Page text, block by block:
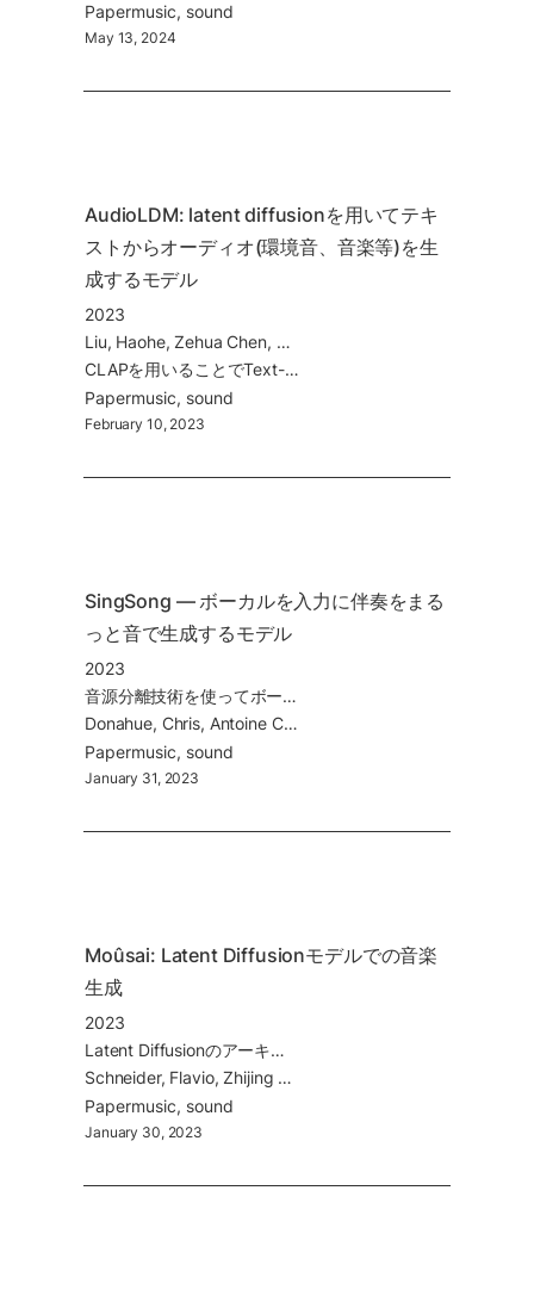
Papermusic sound
May 13, 2024
AudioLDM: latent diffusionを用いてテキ
ストからオーディオ(環境音、音楽等)を生
成するモデル
2023
Liu, Haohe, Zehua Chen, Yi Yuan, Xinhao Mei, Xubo Liu, Danilo Mandic, Wenwu Wang, and Mark D. Plumbley. 2023. “AudioLDM: Text-to-Audio Generation with Latent Diffusion Models.”
CLAPを用いることでText-to-AudioのSOTAを達成。オープンソース化されていて、すぐに試せるオンラインデモもあり！
Papermusic sound
February 10, 2023
SingSong — ボーカルを入力に伴奏をまる
っと音で生成するモデル
2023
音源分離技術を使ってボーカルとそれに付随する伴奏を抽出。その関係を学習。Ground Truth (元々の曲に入ってた伴奏)には流石に劣るがそれに匹敵するクオリティの曲を生成できるようになった。
Donahue, Chris, Antoine Caillon, Adam Roberts, Ethan Manilow, Philippe Esling, Andrea Agostinelli, Mauro Verzetti, et al. 2023. “SingSong: Generating Musical Accompaniments from Singing.”
Papermusic sound
January 31, 2023
Moûsai: Latent Diffusionモデルでの音楽
生成
2023
Latent Diffusionのアーキテクチャを利用して、テキストから音楽を生成するモデル
Schneider, Flavio, Zhijing Jin, and Bernhard Schölkopf. 2023. “Moûsai: Text-to-Music Generation with Long-Context Latent Diffusion.”
Papermusic sound
January 30, 2023